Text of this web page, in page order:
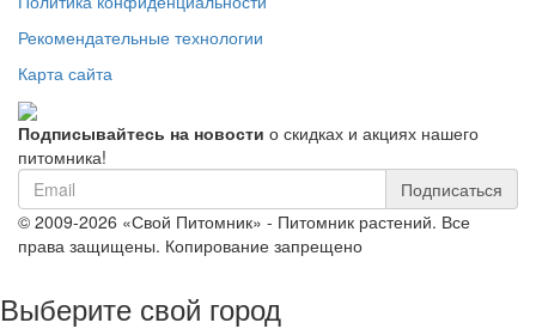
Рекомендательные технологии
Карта сайта
Подписывайтесь на новости о скидках и акциях нашего
питомника!
Подписаться
© 2009-2026 «Свой Питомник» - Питомник растений. Все
права защищены. Копирование запрещено
Выберите свой город